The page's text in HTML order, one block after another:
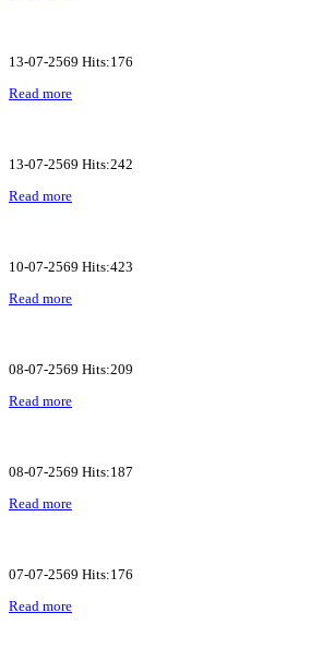
13-07-2569 Hits:176
Read more
13-07-2569 Hits:242
Read more
10-07-2569 Hits:423
Read more
08-07-2569 Hits:209
Read more
08-07-2569 Hits:187
Read more
07-07-2569 Hits:176
Read more